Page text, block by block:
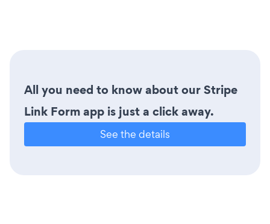
All you need to know about our Stripe
Link Form app is just a click away.
See the details